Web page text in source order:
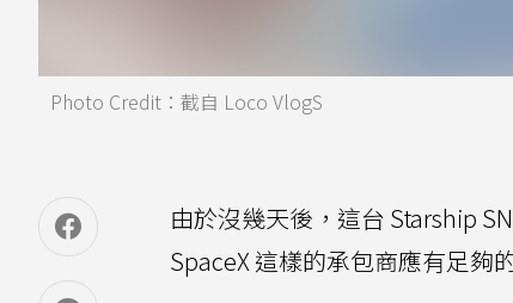
Photo Credit：截自 Loco VlogS
由於沒幾天後，這台 Starship
SpaceX 這樣的承包商應有足夠